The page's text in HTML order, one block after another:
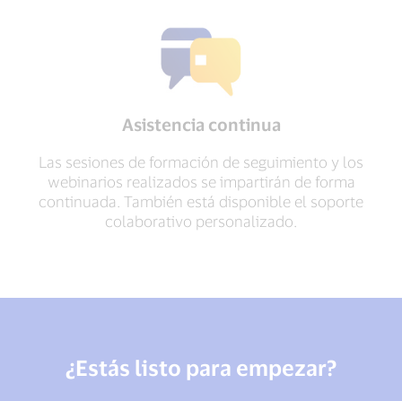
Asistencia continua
Las sesiones de formación de seguimiento y los
webinarios realizados se impartirán de forma
continuada. También está disponible el soporte
colaborativo personalizado.
¿Estás listo para empezar?